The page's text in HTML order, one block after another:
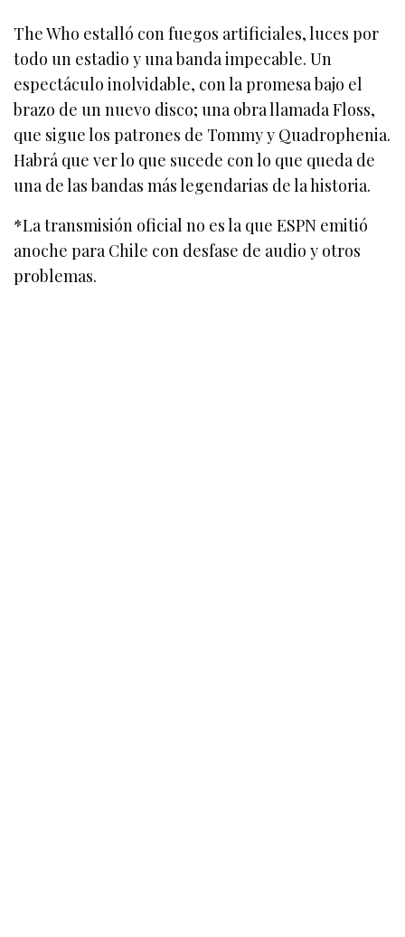
The Who estalló con fuegos artificiales, luces por
todo un estadio y una banda impecable. Un
espectáculo inolvidable, con la promesa bajo el
brazo de un nuevo disco; una obra llamada Floss,
que sigue los patrones de Tommy y Quadrophenia.
Habrá que ver lo que sucede con lo que queda de
una de las bandas más legendarias de la historia.
*La transmisión oficial no es la que ESPN emitió
anoche para Chile con desfase de audio y otros
problemas.